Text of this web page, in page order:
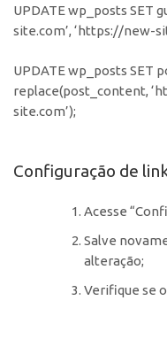
UPDATE wp_posts SET
site.com’, ‘https://new-
UPDATE wp_posts SET
replace(post_content,
site.com’);
Configuração de
Acesse
Salve
alteração;
Verifique se